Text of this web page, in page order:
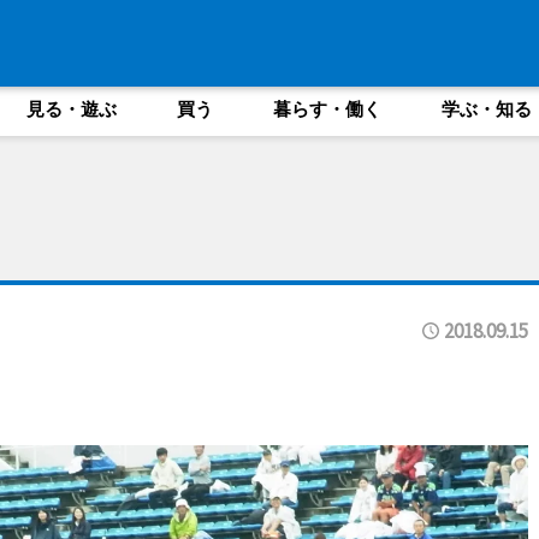
見る・遊ぶ 買う 暮らす・働く 学ぶ・知る
2018.09.15